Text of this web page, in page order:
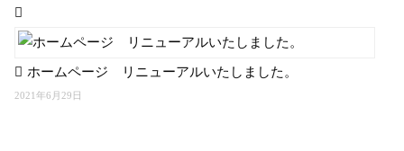
ホームページ リニューアルいたしました。
2021年6月29日